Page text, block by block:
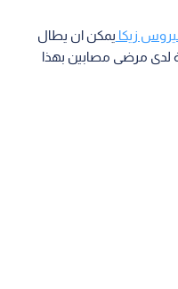
زيكا يمكن ان يطال
لدى مرضى مصابين بهذا